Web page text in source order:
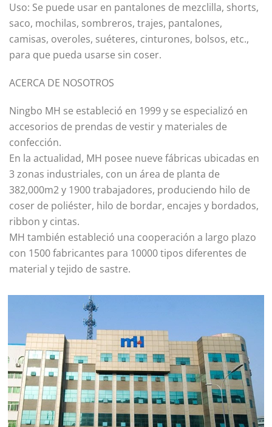
Uso: Se puede usar en pantalones de mezclilla, shorts,
saco, mochilas, sombreros, trajes, pantalones,
camisas, overoles, suéteres, cinturones, bolsos, etc.,
para que pueda usarse sin coser.
ACERCA DE NOSOTROS
Ningbo MH se estableció en 1999 y se especializó en
accesorios de prendas de vestir y materiales de
confección.
En la actualidad, MH posee nueve fábricas ubicadas en
3 zonas industriales, con un área de planta de
382,000m2 y 1900 trabajadores, produciendo hilo de
coser de poliéster, hilo de bordar, encajes y bordados,
ribbon y cintas.
MH también estableció una cooperación a largo plazo
con 1500 fabricantes para 10000 tipos diferentes de
material y tejido de sastre.